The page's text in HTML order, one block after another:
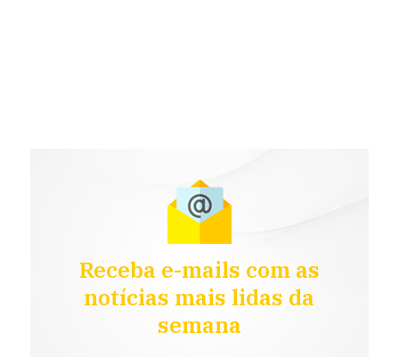
Receba e-mails com as
notícias mais lidas da
semana